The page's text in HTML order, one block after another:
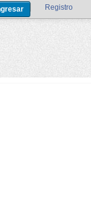
Registro